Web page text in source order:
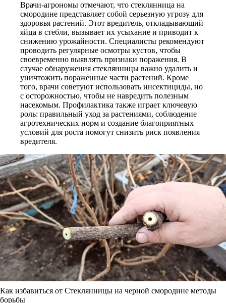
Врачи-агрономы отмечают, что стеклянница на
смородине представляет собой серьезную угрозу для
здоровья растений. Этот вредитель, откладывающий
яйца в стебли, вызывает их усыхание и приводит к
снижению урожайности. Специалисты рекомендуют
проводить регулярные осмотры кустов, чтобы
своевременно выявлять признаки поражения. В
случае обнаружения стеклянницы важно удалить и
уничтожить пораженные части растений. Кроме
того, врачи советуют использовать инсектициды, но
с осторожностью, чтобы не навредить полезным
насекомым. Профилактика также играет ключевую
роль: правильный уход за растениями, соблюдение
агротехнических норм и создание благоприятных
условий для роста помогут снизить риск появления
вредителя.
Как избавиться от Стеклянницы на черной смородине методы
борьбы